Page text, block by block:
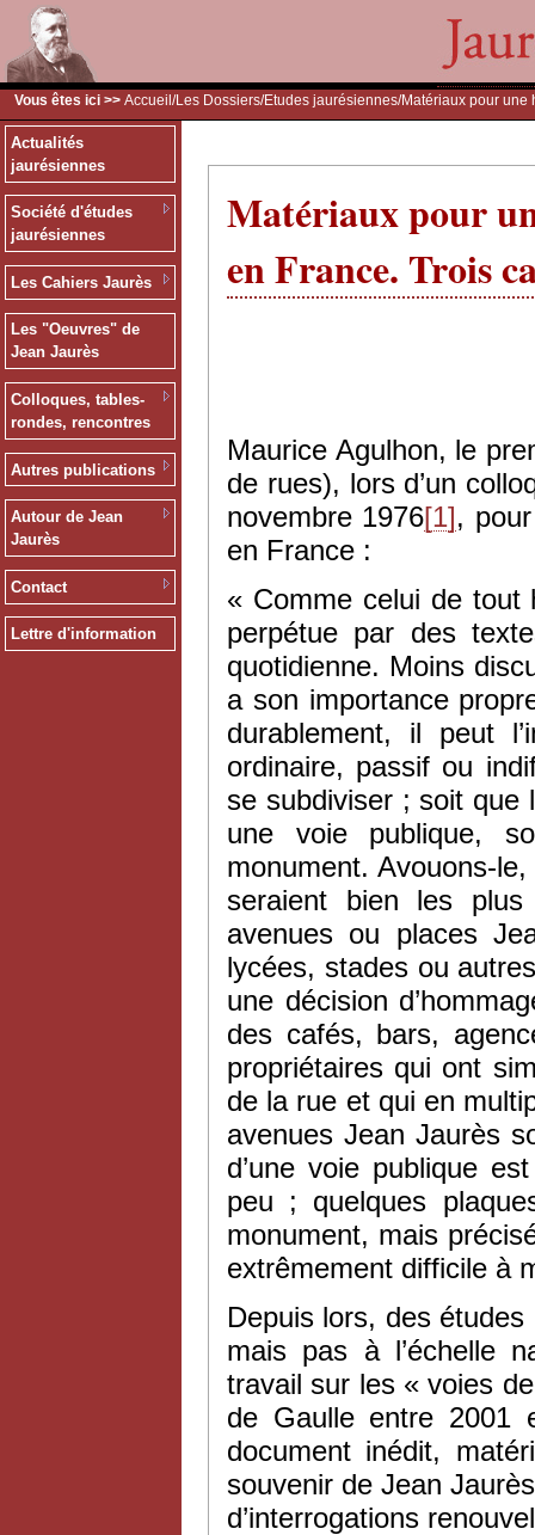
Vous êtes ici >> Accueil /Les Dossiers/Etudes jaurésiennes/Matériaux pour une
Actualités
jaurésiennes
Société d'études
jaurésiennes
Les Cahiers Jaurès
Les "Oeuvres" de
Jean Jaurès
Colloques, tables-
rondes, rencontres
Autres publications
Autour de Jean
Jaurès
Contact
Lettre d'information
Matériaux pour
en France. Trois
Maurice Agulhon, le
de rues), lors d’un
novembre 1976[1],
en France :
« Comme celui de tout
perpétue par des
quotidienne. Moins
a son importance
durablement, il peut
ordinaire, passif ou
se subdiviser ; soit que
une voie publique,
monument. Avouons-
seraient bien les
avenues ou places
lycées, stades ou
une décision
des cafés, bars,
propriétaires qui ont
de la rue et qui en
avenues Jean Jaurès
d’une voie publique
peu ; quelques
monument, mais
extrêmement difficile à
Depuis lors, des
mais pas à l’échelle
travail sur les « voies
de Gaulle entre 2001
document inédit,
souvenir de Jean
d’interrogations